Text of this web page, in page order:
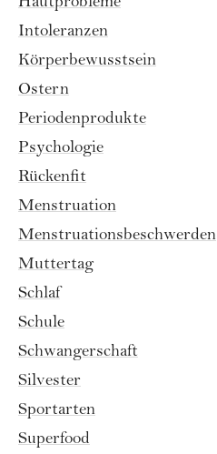
Intoleranzen
Körperbewusstsein
Ostern
Periodenprodukte
Psychologie
Rückenfit
Menstruation
Menstruationsbeschwerden
Muttertag
Schlaf
Schule
Schwangerschaft
Silvester
Sportarten
Superfood